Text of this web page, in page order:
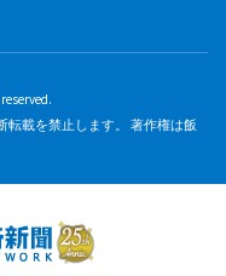
転載を禁止します。 著作権は飯